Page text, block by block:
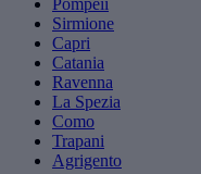
Pompeii
Sirmione
Capri
Catania
Ravenna
La Spezia
Como
Trapani
Agrigento